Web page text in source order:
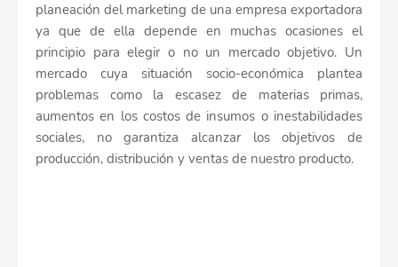
planeación del marketing de una empresa exportadora
ya que de ella depende en muchas ocasiones el
principio para elegir o no un mercado objetivo. Un
mercado cuya situación socio-económica plantea
problemas como la escasez de materias primas,
aumentos en los costos de insumos o inestabilidades
sociales, no garantiza alcanzar los objetivos de
producción, distribución y ventas de nuestro producto.